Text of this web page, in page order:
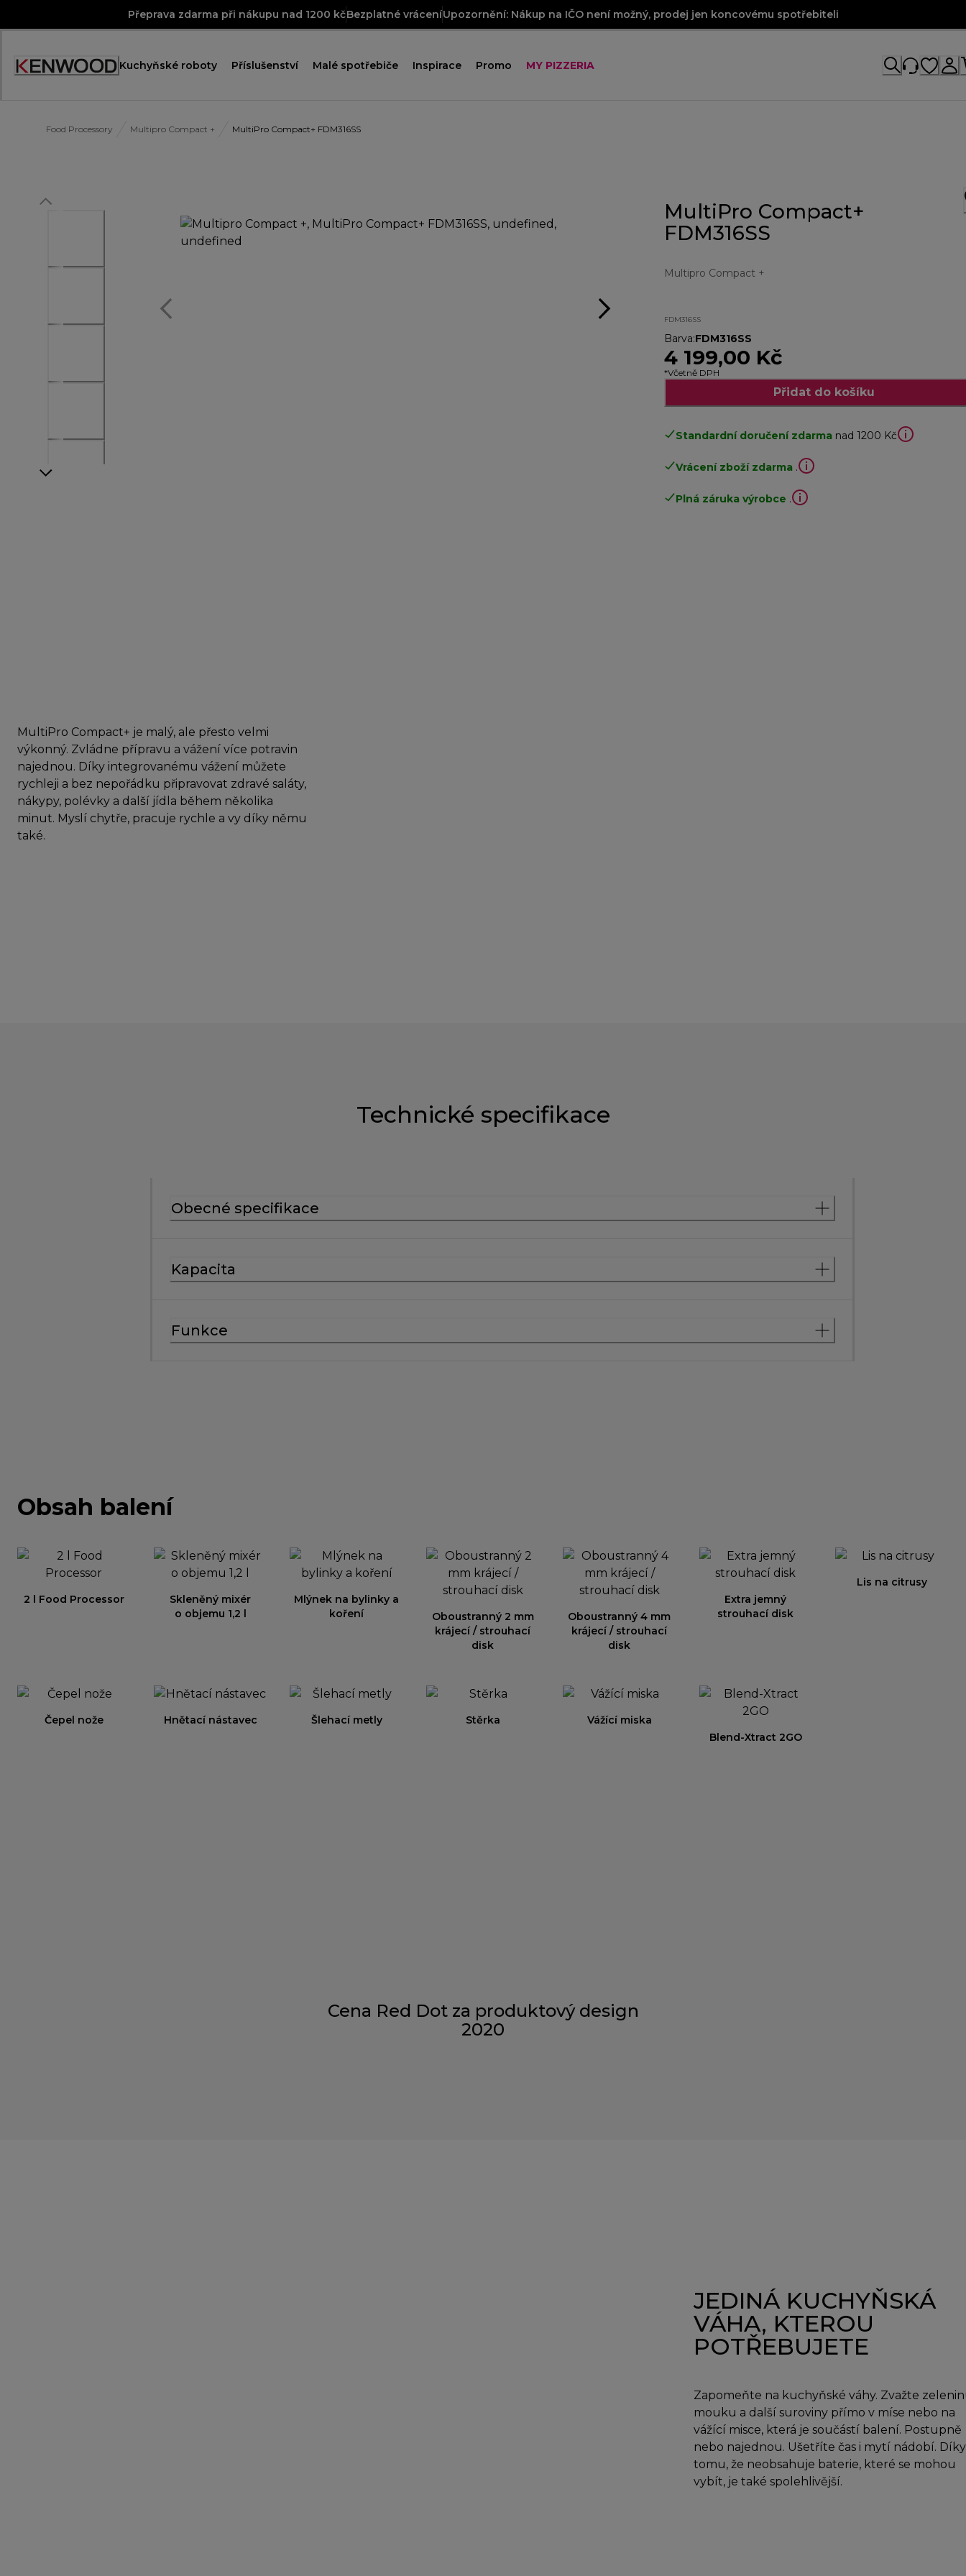
Přeprava zdarma při nákupu nad 1200 kčBezplatné vráceníUpozornění: Nákup na IČO není možný, prodej jen koncovému spotřebiteli
Accessibility
Kuchyňské roboty Příslušenství Malé spotřebiče Inspirace Promo MY PIZZERIA
Food Processory Multipro Compact + MultiPro Compact+ FDM316SS
MultiPro Compact+
FDM316SS
Multipro Compact +
FDM316SS
Barva:FDM316SS
4 199,00 Kč
*Včetně DPH
Přidat do košíku
Standardní doručení zdarma nad 1200 Kč
Vrácení zboží zdarma .
Plná záruka výrobce .
MultiPro Compact+ je malý, ale přesto velmi
výkonný. Zvládne přípravu a vážení více potravin
najednou. Díky integrovanému vážení můžete
rychleji a bez nepořádku připravovat zdravé saláty,
nákypy, polévky a další jídla během několika
minut. Myslí chytře, pracuje rychle a vy díky němu
také.
Technické specifikace
Obecné specifikace
Kapacita
Funkce
Obsah balení
2 l Food Processor
Skleněný mixér
o objemu 1,2 l
Mlýnek na bylinky a
koření
Oboustranný 2 mm
krájecí / strouhací
disk
Oboustranný 4 mm
krájecí / strouhací
disk
Extra jemný
strouhací disk
Lis na citrusy
Čepel nože Hnětací nástavec Šlehací metly Stěrka
Vážící miska
Blend-Xtract 2GO
Cena Red Dot za produktový design
2020
JEDINÁ KUCHYŇSKÁ
VÁHA, KTEROU
POTŘEBUJETE
Zapomeňte na kuchyňské váhy. Zvažte
mouku a další suroviny přímo v míse nebo na
vážící misce, která je součástí balení. Postupně
nebo najednou. Ušetříte čas i mytí nádobí. Díky
tomu, že neobsahuje baterie, které se mohou
vybít, je také spolehlivější.